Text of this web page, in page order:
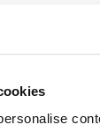
ir išskirtinę
tėčiams iš